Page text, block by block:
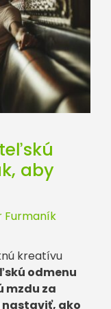
aby
Furmaník
kreatívu
odmenu
mzdu za
nastaviť, ako